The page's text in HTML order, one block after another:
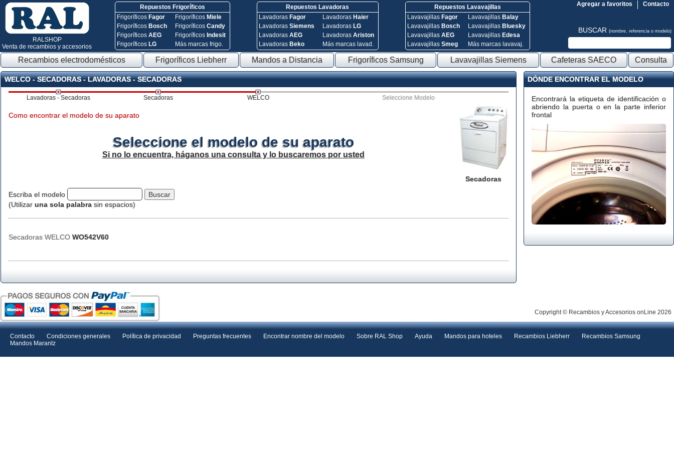
RALSHOP
Venta de recambios y accesorios
Repuestos Frigoríficos
Frigoríficos Fagor
Frigoríficos Bosch
FrigoríficosAEG
Frigoríficos LG
Frigoríficos Miele
FrigoríficosCandy
Frigoríficos Indesit
Más marcas frigo.
Repuestos Lavadoras
Lavadoras Fagor
Lavadoras Siemens
Lavadoras AEG
Lavadoras Beko
Lavadoras Haier
Lavadoras LG
Lavadoras Ariston
Más marcas lavad.
Repuestos Lavavajillas
Lavavajillas Fagor
Lavavajillas Bosch
Lavavajillas AEG
Lavavajillas Smeg
Lavavajillas Balay
Lavavajillas Bluesky
Lavavajillas Edesa
Más marcas lavavaj.
Contacto
Agregar a favoritos
BUSCAR (nombre, referencia o modelo)
Recambios electrodomésticos Frigoríficos Liebherr Mandos a Distancia Frigoríficos Samsung Lavavajillas Siemens Cafeteras SAECO Consulta
WELCO - SECADORAS - LAVADORAS - SECADORAS
Lavadoras - Secadoras Secadoras WELCO Seleccione Modelo
Secadoras
Como encontrar el modelo de su aparato
Seleccione el modelo de su aparato
Si no lo encuentra, háganos una consulta y lo buscaremos por usted
Escriba el modelo
(Utilizar una sola palabra sin espacios)
Secadoras WELCO WO542V60
DÓNDE ENCONTRAR EL MODELO
Encontrará la etiqueta de identificación o
abriendo la puerta o en la parte inferior
frontal
Copyright © Recambios y Accesorios onLine 2026
Contacto Condiciones generales Política de privacidad Preguntas frecuentes Encontrar nombre del modelo Sobre RAL Shop Ayuda Mandos para hoteles Recambios Liebherr
Recambios Samsung
Mandos Marantz